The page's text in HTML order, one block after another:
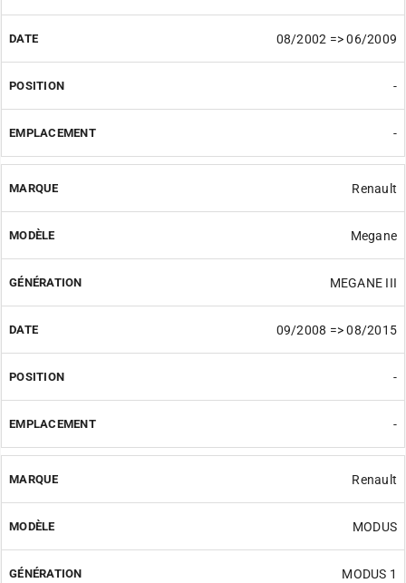
08/2002 => 06/2009
-
-
Renault
Megane
MEGANE III
09/2008 => 08/2015
-
-
Renault
MODUS
MODUS 1